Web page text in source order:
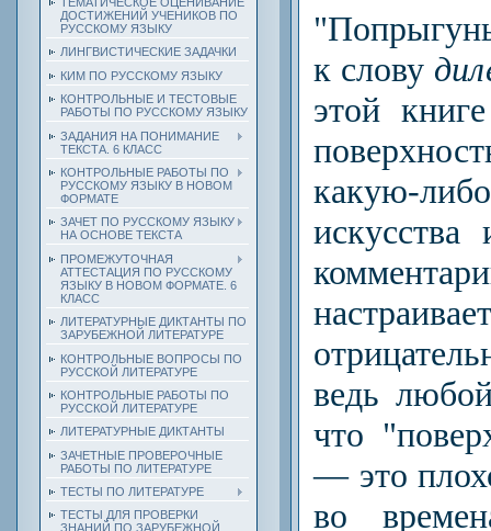
ДОСТИЖЕНИЙ УЧЕНИКОВ ПО
РУССКОМУ ЯЗЫКУ
ЛИНГВИСТИЧЕСКИЕ ЗАДАЧКИ
КИМ ПО РУССКОМУ ЯЗЫКУ
КОНТРОЛЬНЫЕ И ТЕСТОВЫЕ
РАБОТЫ ПО РУССКОМУ ЯЗЫКУ
ЗАДАНИЯ НА ПОНИМАНИЕ
ТЕКСТА. 6 КЛАСС
КОНТРОЛЬНЫЕ РАБОТЫ ПО
РУССКОМУ ЯЗЫКУ В НОВОМ
ФОРМАТЕ
ЗАЧЕТ ПО РУССКОМУ ЯЗЫКУ
НА ОСНОВЕ ТЕКСТА
ПРОМЕЖУТОЧНАЯ
АТТЕСТАЦИЯ ПО РУССКОМУ
ЯЗЫКУ В НОВОМ ФОРМАТЕ. 6
КЛАСС
ЛИТЕРАТУРНЫЕ ДИКТАНТЫ ПО
ЗАРУБЕЖНОЙ ЛИТЕРАТУРЕ
КОНТРОЛЬНЫЕ ВОПРОСЫ ПО
РУССКОЙ ЛИТЕРАТУРЕ
КОНТРОЛЬНЫЕ РАБОТЫ ПО
РУССКОЙ ЛИТЕРАТУРЕ
ЛИТЕРАТУРНЫЕ ДИКТАНТЫ
ЗАЧЕТНЫЕ ПРОВЕРОЧНЫЕ
РАБОТЫ ПО ЛИТЕРАТУРЕ
ТЕСТЫ ПО ЛИТЕРАТУРЕ
ТЕСТЫ ДЛЯ ПРОВЕРКИ
ЗНАНИЙ ПО ЗАРУБЕЖНОЙ
к слову
этой
какую-
ведь
что
—это
во